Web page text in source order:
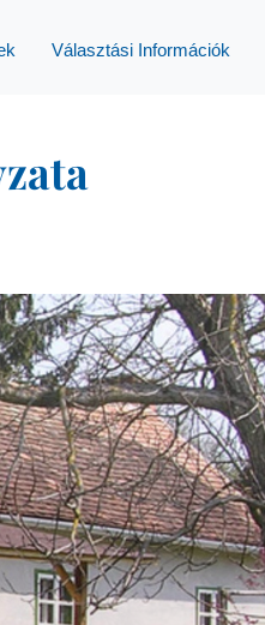
Választási Információk